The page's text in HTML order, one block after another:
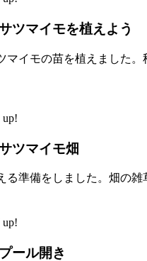
マイモを植えよう
マイモの苗を植えました。
up!
ツマイモ畑
る準備をしました。畑の
up!
ール開き